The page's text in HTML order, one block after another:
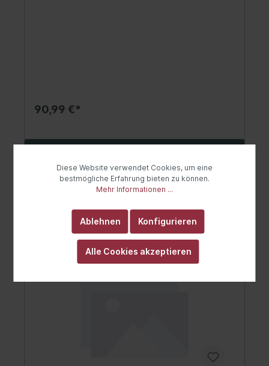
90,99 €*
Diese Website verwendet Cookies, um eine
bestmögliche Erfahrung bieten zu können.
Mehr Informationen ...
Ablehnen Konfigurieren
Alle Cookies akzeptieren